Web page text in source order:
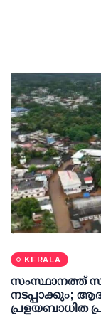
KERALA
സംസ്ഥാനത്ത്
നടപ്പാക്കും;
പ്രളയബാധിത